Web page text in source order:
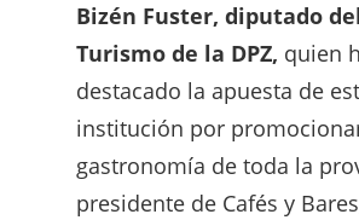
Bizén Fuster, diputado
Turismo de la DPZ, quien
destacado la apuesta de
institución por
gastronomía de toda la
presidente de Cafés y Bares